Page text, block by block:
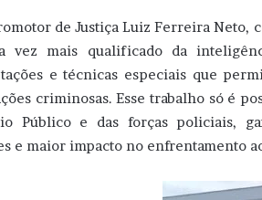
de Justiça Luiz Ferreira Neto,
vez mais qualificado da
e técnicas especiais que
criminosas. Esse trabalho só é
Público e das forças policiais,
e maior impacto no enfrentamento